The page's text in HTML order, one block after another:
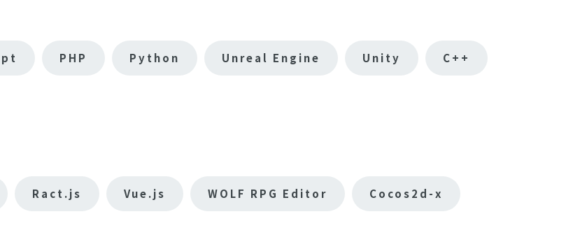
PHP Python Unreal Engine Unity C++
Ract.js Vue.js WOLF RPG Editor Cocos2d-x